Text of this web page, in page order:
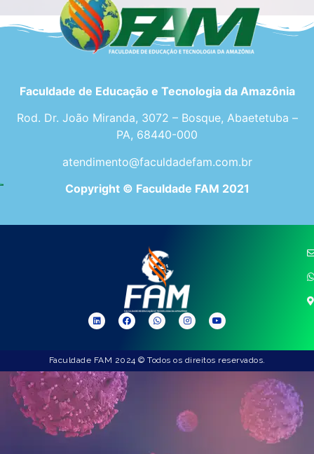
Faculdade de Educação e Tecnologia da Amazônia
Rod. Dr. João Miranda, 3072 – Bosque, Abaetetuba –
PA, 68440-000
atendimento@faculdadefam.com.br
Copyright © Faculdade FAM 2021
Faculdade FAM 2024 © Todos os direitos reservados.